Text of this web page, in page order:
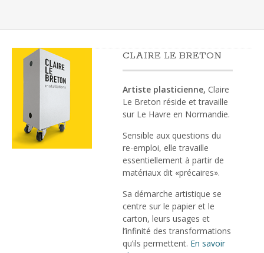
CLAIRE LE BRETON
Artiste plasticienne, Claire
Le Breton réside et travaille
sur Le Havre en Normandie.
Sensible aux questions du
re-emploi, elle travaille
essentiellement à partir de
matériaux dit «précaires».
Sa démarche artistique se
centre sur le papier et le
carton, leurs usages et
l’infinité des transformations
qu’ils permettent. En savoir